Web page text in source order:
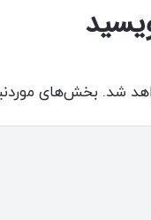
شد. بخش‌های